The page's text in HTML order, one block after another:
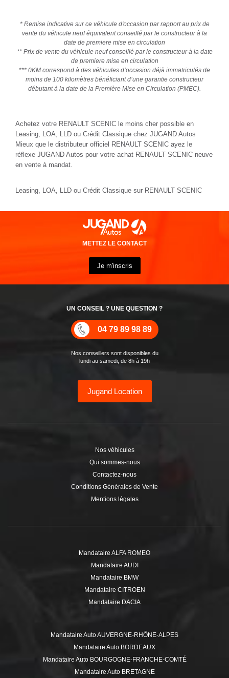
* Remise indicative sur ce véhicule d'occasion par rapport au prix de
vente du véhicule neuf équivalent conseillé par le constructeur à la
date de premiere mise en circulation
** Prix de vente du véhicule neuf conseillé par le constructeur à la date
de premiere mise en circulation
*** 0KM correspond à des véhicules d’occasion déjà immatriculés de
moins de 100 kilomètres bénéficiant d’une garantie constructeur
débutant à la date de la Première Mise en Circulation (PMEC).
Achetez votre RENAULT SCENIC le moins cher possible en
Leasing, LOA, LLD ou Crédit Classique chez JUGAND Autos
Mieux que le distributeur officiel RENAULT SCENIC ayez le
réflexe JUGAND Autos pour votre achat RENAULT SCENIC neuve
en vente à mandat.
Leasing, LOA, LLD ou Crédit Classique sur RENAULT SCENIC
METTEZ LE CONTACT
Je m'inscris
UN CONSEIL ? UNE QUESTION ?
04 79 89 98 89
Nos conseillers sont disponibles du
lundi au samedi, de 8h à 19h
Jugand Location
Nos véhicules
Qui sommes-nous
Contactez-nous
Conditions Générales de Vente
Mentions légales
Mandataire ALFA ROMEO
Mandataire AUDI
Mandataire BMW
Mandataire CITROEN
Mandataire DACIA
Mandataire FORD
Mandataire HYUNDAI
Mandataire ISUZU
Mandataire JEEP
Mandataire Auto AUVERGNE-RHÔNE-ALPES
Mandataire Auto BORDEAUX
Mandataire Auto BOURGOGNE-FRANCHE-COMTÉ
Mandataire Auto BRETAGNE